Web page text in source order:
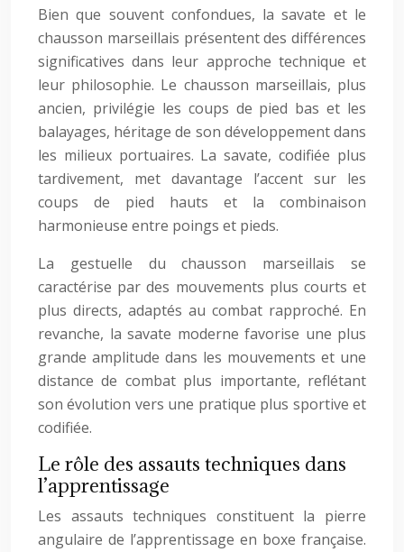
Bien que souvent confondues, la savate et le
chausson marseillais présentent des différences
significatives dans leur approche technique et
leur philosophie. Le chausson marseillais, plus
ancien, privilégie les coups de pied bas et les
balayages, héritage de son développement dans
les milieux portuaires. La savate, codifiée plus
tardivement, met davantage l’accent sur les
coups de pied hauts et la combinaison
harmonieuse entre poings et pieds.
La gestuelle du chausson marseillais se
caractérise par des mouvements plus courts et
plus directs, adaptés au combat rapproché. En
revanche, la savate moderne favorise une plus
grande amplitude dans les mouvements et une
distance de combat plus importante, reflétant
son évolution vers une pratique plus sportive et
codifiée.
Le rôle des assauts techniques dans
l’apprentissage
Les assauts techniques constituent la pierre
angulaire de l’apprentissage en boxe française.